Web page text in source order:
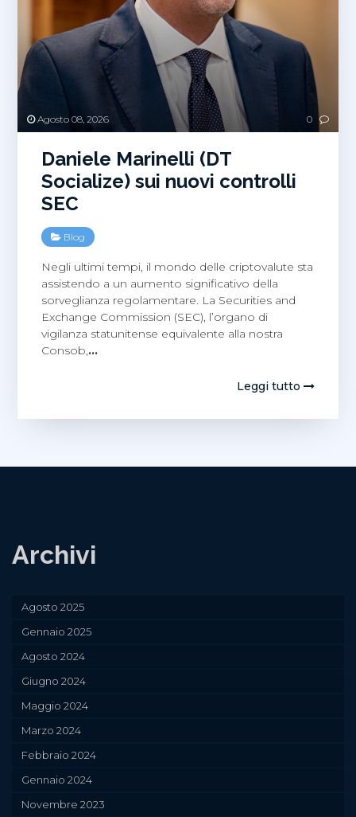
Agosto 08, 2026 0
Daniele Marinelli (DT
Socialize) sui nuovi controlli
SEC
Blog
Negli ultimi tempi, il mondo delle criptovalute sta
assistendo a un aumento significativo della
sorveglianza regolamentare. La Securities and
Exchange Commission (SEC), l’organo di
vigilanza statunitense equivalente alla nostra
Consob,…
Leggi tutto
Archivi
Agosto 2025
Gennaio 2025
Agosto 2024
Giugno 2024
Maggio 2024
Marzo 2024
Febbraio 2024
Gennaio 2024
Novembre 2023